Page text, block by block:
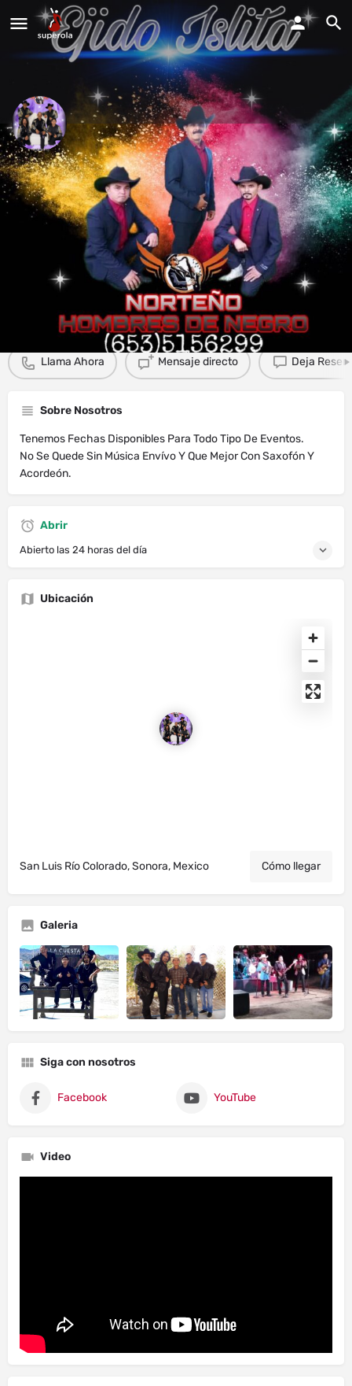
Hombres De Negro SL
Estamos disponibles para todo tipo de eventos.
Llama Ahora
Explorar los Videos Solicitud de Reserva
Llama Ahora Mensaje directo Deja
Sobre Nosotros
Tenemos Fechas Disponibles Para Todo Tipo De Eventos.
No Se Quede Sin Música Envívo Y Que Mejor Con Saxofón Y
Acordeón.
Abrir
Abierto las 24 horas del día
Ubicación
San Luis Río Colorado, Sonora, Mexico Cómo llegar
Galeria
Siga con nosotros
Facebook YouTube
Video